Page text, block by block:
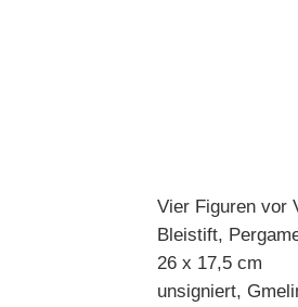
Vier Figuren vor
Bleistift,
26 x 17,5 cm
unsigniert,